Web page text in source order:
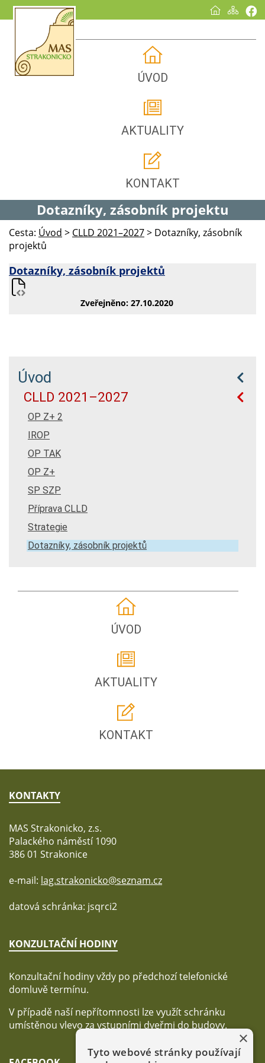
ÚVOD
AKTUALITY
KONTAKT
Dotazníky, zásobník projektu
Cesta: Úvod > CLLD 2021–2027> Dotazníky, zásobník
projektů
Dotazníky, zásobník projektů
Zveřejněno: 27.10.2020
Úvod
CLLD 2021–2027
OP Z+ 2
IROP
OP TAK
OP Z+
SP SZP
Příprava CLLD
Strategie
Dotazníky, zásobník projektů
ÚVOD
AKTUALITY
KONTAKT
KONTAKTY
MAS Strakonicko, z.s.
Palackého náměstí 1090
386 01 Strakonice
e-mail: lag.strakonicko@seznam.cz
datová schránka: jsqrci2
KONZULTAČNÍ HODINY
Konzultační hodiny vždy po předchozí telefonické
domluvě termínu.
V případě naší nepřítomnosti lze využít schránku
umístěnou vlevo za vstupními dveřmi do budovy.
×
Tyto webové stránky používají